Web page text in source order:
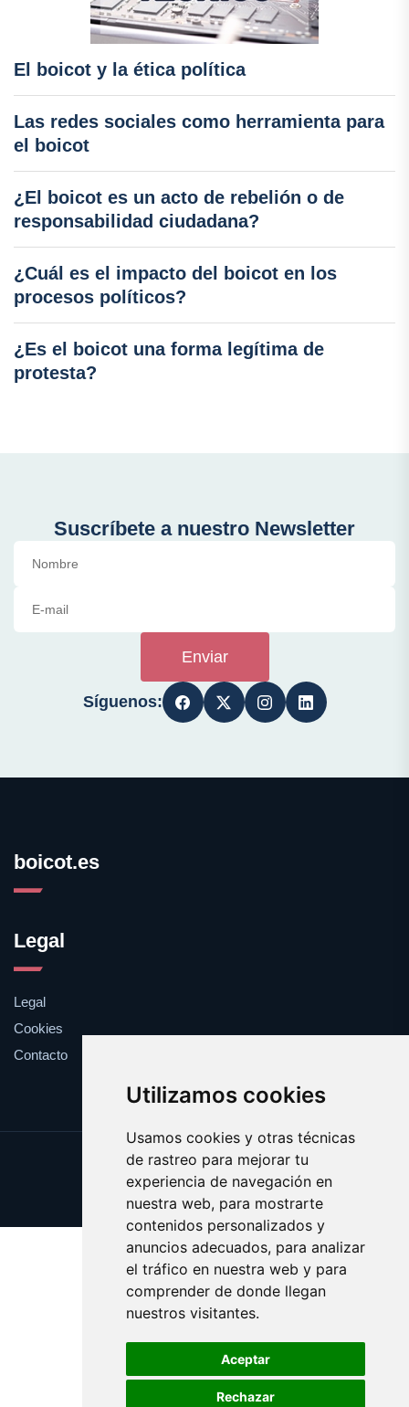
Utilizamos cookies
Usamos cookies y otras técnicas
de rastreo para mejorar tu
experiencia de navegación en
nuestra web, para mostrarte
contenidos personalizados y
anuncios adecuados, para analizar
el tráfico en nuestra web y para
comprender de donde llegan
nuestros visitantes.
Aceptar
Rechazar
El boicot y la ética política
Las redes sociales como herramienta para
el boicot
¿El boicot es un acto de rebelión o de
responsabilidad ciudadana?
¿Cuál es el impacto del boicot en los
procesos políticos?
¿Es el boicot una forma legítima de
protesta?
Suscríbete a nuestro Newsletter
Enviar
Síguenos:
boicot.es
Legal
Legal
Cookies
Contacto
Update cookies preferences
Copyright © 2025 boicot.es